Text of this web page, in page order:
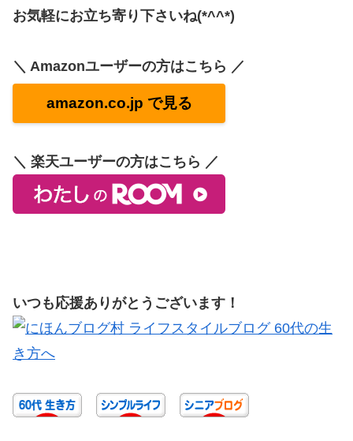
お気軽にお立ち寄り下さいね(*^^*)
＼ Amazonユーザーの方はこちら ／
amazon.co.jp で見る
＼ 楽天ユーザーの方はこちら ／
いつも応援ありがとうございます！